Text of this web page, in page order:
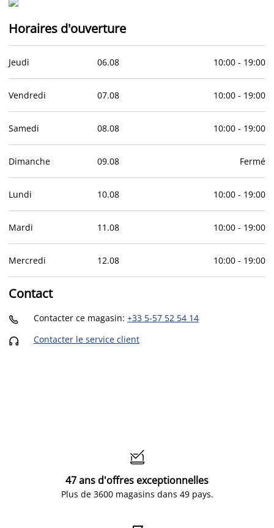
Horaires d'ouverture
Jeudi 06.08 10:00- 19:00
Vendredi 07.08 10:00- 19:00
Samedi 08.08 10:00- 19:00
Dimanche 09.08 Fermé
Lundi 10.08 10:00- 19:00
Mardi 11 .08 10:00- 19:00
Mercredi 12.08 10:00- 19:00
Contact
 Contacter ce magasin: +33 5-57 52 54 14
 Contacter le service client

47 ans d'offres exceptionnelles
Plus de 3600 magasins dans 49 pays.